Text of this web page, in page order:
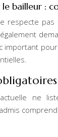
le bailleur :
respecte
important
ne